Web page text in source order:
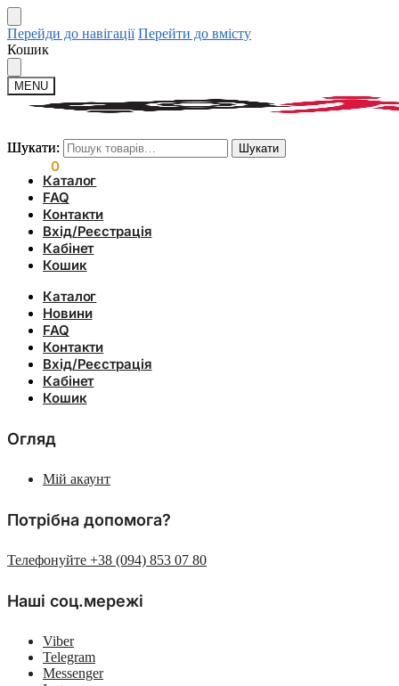
Перейди до навігації Перейти до вмісту
Кошик
MENU
Шукати: Шукати
0
Шукати: Шукати
Каталог
FAQ
Контакти
Вхід/Реєстрація
Кабінет
Кошик
Каталог
Новини
FAQ
Контакти
Вхід/Реєстрація
Кабінет
Кошик
Огляд
Мій акаунт
Потрібна допомога?
Телефонуйте +38 (094) 853 07 80
Наші соц.мережі
Viber
Telegram
Messenger